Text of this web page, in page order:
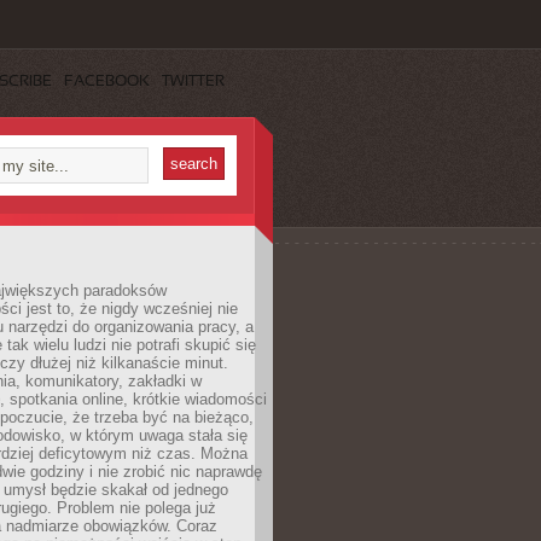
FACEBOOK TWITTER
paradoksów
jest to, że nigdy wcześniej nie
narzędzi do organizowania pracy, a
tak wielu ludzi nie potrafi skupić się
dłużej niż kilkanaście minut.
komunikatory, zakładki w
spotkania online, krótkie wiadomości
że trzeba być na bieżąco,
w którym uwaga stała się
deficytowym niż czas. Można
godziny i nie zrobić nic naprawdę
będzie skakał od jednego
Problem nie polega już
nadmiarze obowiązków. Coraz